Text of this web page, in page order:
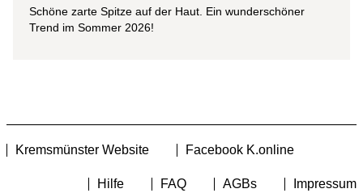
Schöne zarte Spitze auf der Haut. Ein wunderschöner
Trend im Sommer 2026!
Kremsmünster Website Facebook K.online
Hilfe FAQ AGBs Impressum